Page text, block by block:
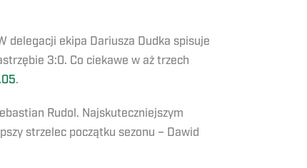
delegacji ekipa Dariusza Dudka spisuje
3:0. Co ciekawe w aż trzech
.
Rudol. Najskuteczniejszym
strzelec początku sezonu – Dawid